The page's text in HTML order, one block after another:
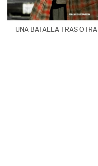
UNA BATALLA TRAS OTRA